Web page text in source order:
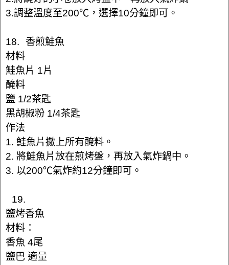
3.調整溫度至200℃，選擇10分鐘即可。
18. 香煎鮭魚
材料
鮭魚片 1片
醃料
鹽 1/2茶匙
黑胡椒粉 1/4茶匙
作法
1. 鮭魚片撒上所有醃料。
2. 將鮭魚片放在煎烤盤，再放入氣炸鍋中。
3. 以200℃氣炸約12分鐘即可。
19.
鹽烤香魚
材料：
香魚 4尾
鹽巴 適量